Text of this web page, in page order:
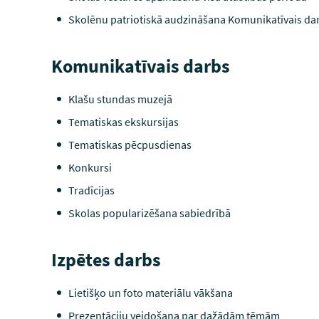
Skolēnu patriotiskā audzināšana Komunikatīvais
Komunikatīvais darbs
Klašu stundas muzejā
Tematiskas ekskursijas
Tematiskas pēcpusdienas
Konkursi
Tradīcijas
Skolas popularizēšana sabiedrībā
Izpētes darbs
Lietišķo un foto materiālu vākšana
Prezentāciju veidošana par dažādām tēmām